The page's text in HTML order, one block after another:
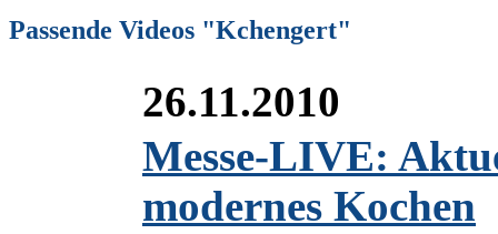
Passende Videos "Kchengert"
26.11.2010
Messe-LIVE:
modernes Kochen